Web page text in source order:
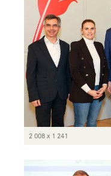
2 008 x 1 241